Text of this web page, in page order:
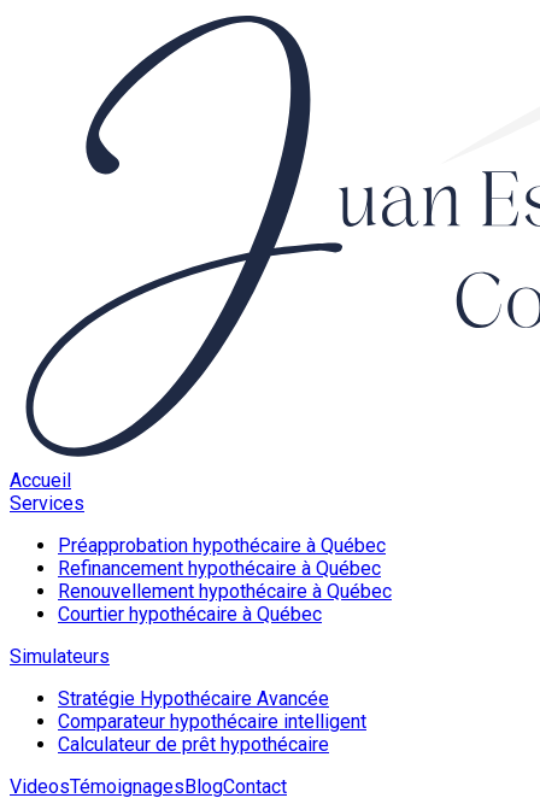
Accueil
Services
Préapprobation hypothécaire à Québec
Refinancement hypothécaire à Québec
Renouvellement hypothécaire à Québec
Courtier hypothécaire à Québec
Simulateurs
Stratégie Hypothécaire Avancée
Comparateur hypothécaire intelligent
Calculateur de prêt hypothécaire
VideosTémoignagesBlogContact